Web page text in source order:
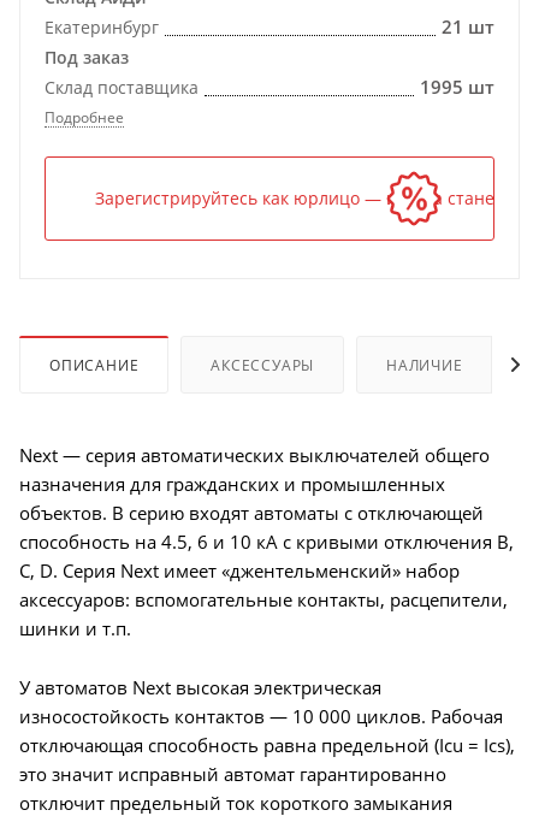
Екатеринбург
21 шт
Под заказ
Склад поставщика
1995 шт
Подробнее
Зарегистрируйтесь как юрлицо — и цена станет
ОПИСАНИЕ АКСЕССУАРЫ НАЛИЧИЕ
Next — серия автоматических выключателей общего
назначения для гражданских и промышленных
объектов. В серию входят автоматы с отключающей
способность на 4.5, 6 и 10 кА с кривыми отключения B,
C, D. Серия Next имеет «джентельменский» набор
аксессуаров: вспомогательные контакты, расцепители,
шинки и т.п.
У автоматов Next высокая электрическая
износостойкость контактов — 10 000 циклов. Рабочая
отключающая способность равна предельной (Icu = Ics),
это значит исправный автомат гарантированно
отключит предельный ток короткого замыкания